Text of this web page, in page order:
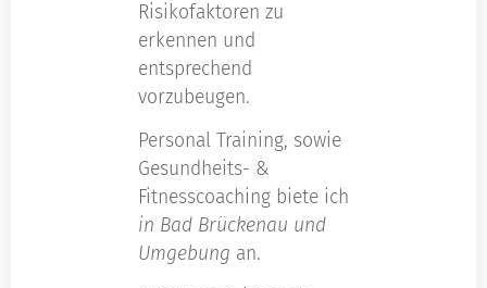
Risikofaktoren zu
erkennen und
entsprechend
vorzubeugen.
Personal Training, sowie
Gesundheits- &
Fitnesscoaching biete ich
in Bad Brückenau und
Umgebung an.